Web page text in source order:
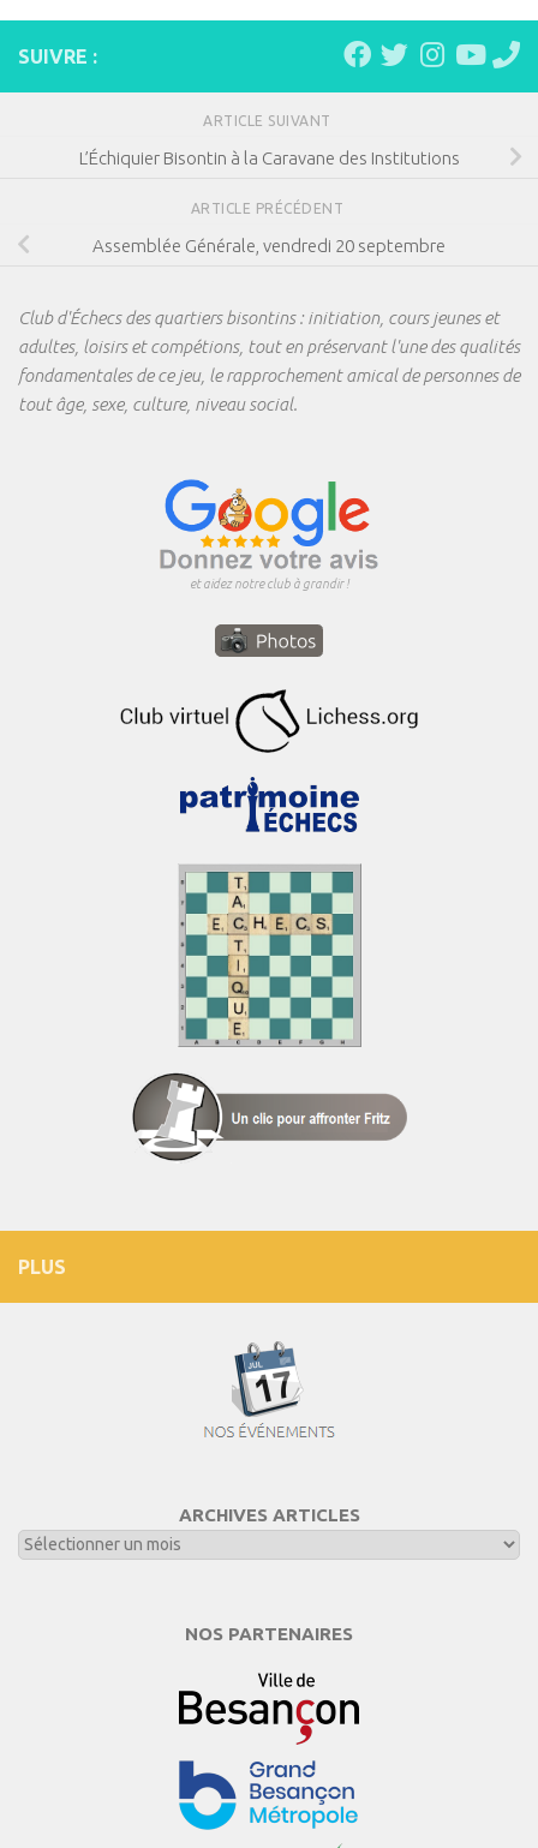
SUIVRE :
ARTICLE SUIVANT
L’Échiquier Bisontin à la Caravane des Institutions
ARTICLE PRÉCÉDENT
Assemblée Générale, vendredi 20 septembre
Club d'Échecs des quartiers bisontins : initiation, cours jeunes et
adultes, loisirs et compétions, tout en préservant l'une des qualités
fondamentales de ce jeu, le rapprochement amical de personnes de
tout âge, sexe, culture, niveau social.
et aidez notre club à grandir !
PLUS
ARCHIVES ARTICLES
NOS PARTENAIRES